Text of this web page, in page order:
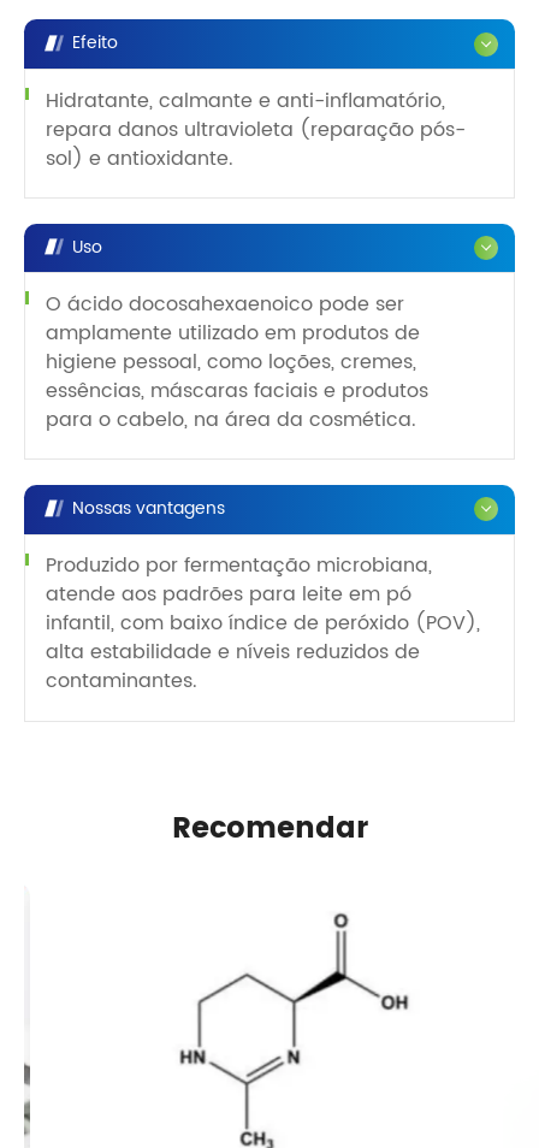
Efeito
Hidratante, calmante e anti-inflamatório,
repara danos ultravioleta (reparação pós-
sol) e antioxidante.
Uso
O ácido docosahexaenoico pode ser
amplamente utilizado em produtos de
higiene pessoal, como loções, cremes,
essências, máscaras faciais e produtos
para o cabelo, na área da cosmética.
Nossas vantagens
Produzido por fermentação microbiana,
atende aos padrões para leite em pó
infantil, com baixo índice de peróxido (POV),
alta estabilidade e níveis reduzidos de
contaminantes.
Recomendar